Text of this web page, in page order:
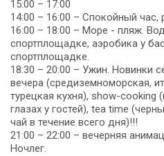
15:00 – 17:00
14:00 – 16:00 – Спокойный час,
16:00 – 18:00 – Море - пляж.
спортплощадке, аэробика у
спортплощадке.
18:30 – 20:00 – Ужин. Новинки
вечера (средиземноморская,
турецкая кухня), show-cooking
глазах у гостей), tea time
чай в течение всего дня)!!!
21:00 – 22:00 – вечерняя
Ночлег.